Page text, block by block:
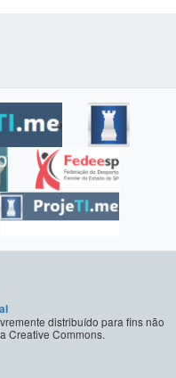
distribuído para fins não
Creative Commons.